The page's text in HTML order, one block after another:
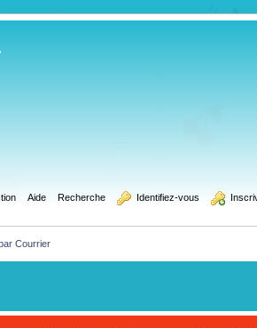
Aide Recherche Identifiez-vous
Courrier